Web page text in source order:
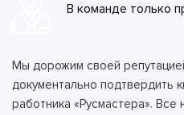
В команде только
Мы дорожим своей
документально подтвердить
работника «Русмастера».